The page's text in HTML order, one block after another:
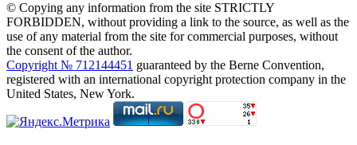
© Copying any information from the site STRICTLY
FORBIDDEN, without providing a link to the source, as well as the
use of any material from the site for commercial purposes, without
the consent of the author.
Copyright № 712144451 guaranteed by the Berne Convention,
registered with an international copyright protection company in the
United States, New York.